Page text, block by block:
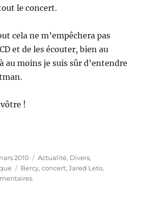
le concert.
cela ne m’empêchera pas
et de les écouter, bien au
au moins je suis sûr d’entendre
!
2010 Catégories
Actualité, Divers,
Étiquettes
Bercy,concert,Jared Leto,
sur